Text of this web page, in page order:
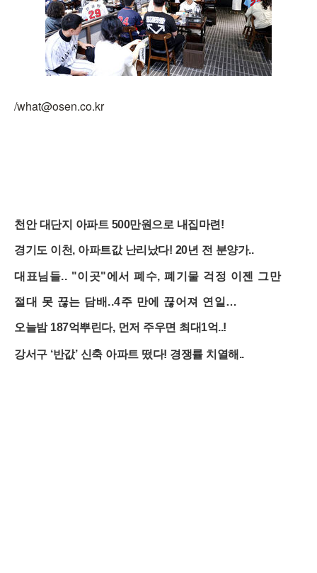
/what@osen.co.kr